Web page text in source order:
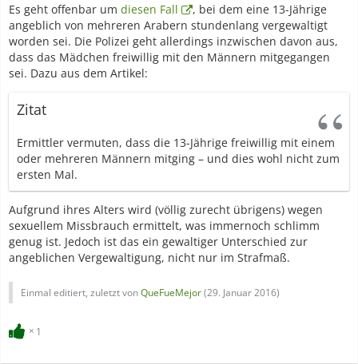
Es geht offenbar um diesen Fall
, bei dem eine 13-Jährige
angeblich von mehreren Arabern stundenlang vergewaltigt
worden sei. Die Polizei geht allerdings inzwischen davon aus,
dass das Mädchen freiwillig mit den Männern mitgegangen
sei. Dazu aus dem Artikel:
Zitat
Ermittler vermuten, dass die 13-Jährige freiwillig mit einem
oder mehreren Männern mitging – und dies wohl nicht zum
ersten Mal.
Aufgrund ihres Alters wird (völlig zurecht übrigens) wegen
sexuellem Missbrauch ermittelt, was immernoch schlimm
genug ist. Jedoch ist das ein gewaltiger Unterschied zur
angeblichen Vergewaltigung, nicht nur im Strafmaß.
Einmal editiert, zuletzt vonQueFueMejor(29. Januar 2016)
1